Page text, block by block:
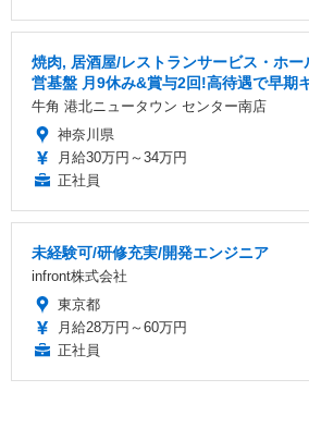
焼肉, 居酒屋/レストランサービス・ホ
営基盤 月9休み&賞与2回!高待遇で早期
牛角 港北ニュータウン センター南店
神奈川県
月給30万円～34万円
正社員
未経験可/研修充実/開発エンジニア
infront株式会社
東京都
月給28万円～60万円
正社員